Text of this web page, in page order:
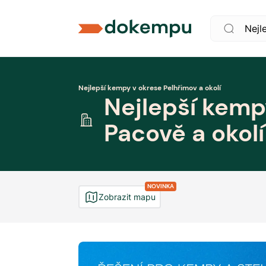
Nejlepší kempy v okrese Pelhřimov a okolí
Nejlepší
Pacově a okolí
NOVINKA
Zobrazit mapu